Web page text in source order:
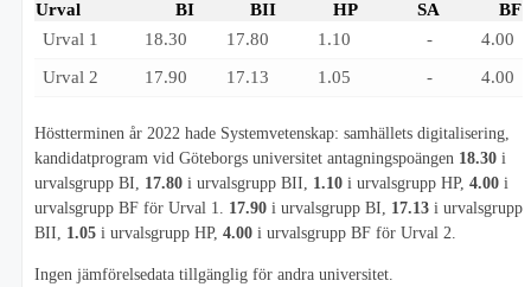
Urval BI BII HP SA
BF
Urval 1
18.30 17.80 1.10 -
4.00
Urval 2
17.90 17.13 1.05 - 4.00
Höstterminen år 2022 hade Systemvetenskap: samhällets digitalisering,
kandidatprogram vid Göteborgs universitet antagningspoängen 18.30 i
urvalsgrupp BI, 17.80 i urvalsgrupp BII, 1.10 i urvalsgrupp HP, 4.00 i
urvalsgrupp BF för Urval 1. 17.90 i urvalsgrupp BI, 17.13 i urvalsgrupp
BII, 1.05 i urvalsgrupp HP, 4.00 i urvalsgrupp BF för Urval 2.
Ingen jämförelsedata tillgänglig för andra universitet.